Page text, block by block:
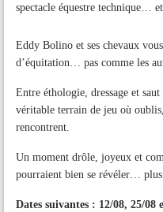
spectacle équestre technique…
Eddy Bolino et ses chevaux
d’équitation… pas comme les
Entre éthologie, dressage et
véritable terrain de jeu où
rencontrent.
Un moment drôle, joyeux et
pourraient bien se révéler… plus
Dates suivantes : 12/08, 25/08